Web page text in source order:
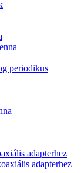
periodikus
adapterhez
adapterhez